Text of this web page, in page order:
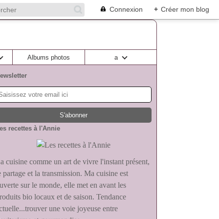
Connexion + Créer mon blog
Albums photos a
recettes à l'Annie
cuisine comme un art de vivre l'instant présent,
partage et la transmission. Ma cuisine est
sur le monde, elle met en avant les
bio locaux et de saison. Tendance
une voie joyeuse entre